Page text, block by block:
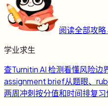
阅读全部攻略
学业求生
查Turnitin AI 检测看懂风险边
assignment brief从题眼、
两周冲刺按分值和时间排复习